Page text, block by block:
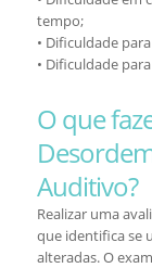
tempo;
• Dificuldade
• Dificuldade
O que
Auditivo?
Realizar uma
que identifica se
alteradas. O